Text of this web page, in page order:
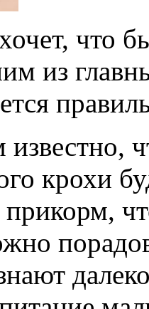
что
из
известно,
крохи
прикорм,